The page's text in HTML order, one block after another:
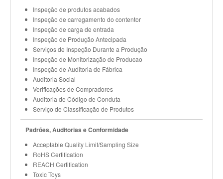
Inspeção de produtos acabados
Inspeção de carregamento do contentor
Inspeção de carga de entrada
Inspeção de Produção Antecipada
Serviços de Inspeção Durante a Produção
Inspeção de Monitorização de Producao
Inspeção de Auditoria de Fábrica
Auditoria Social
Verificações de Compradores
Auditoria de Código de Conduta
Serviço de Classificação de Produtos
Padrões, Auditorias e Conformidade
Acceptable Quality Limit/Sampling Size
RoHS Certification
REACH Certification
Toxic Toys